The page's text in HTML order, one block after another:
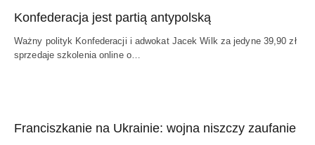
Konfederacja jest partią antypolską
Ważny polityk Konfederacji i adwokat Jacek Wilk za jedyne 39,90 zł
sprzedaje szkolenia online o…
Franciszkanie na Ukrainie: wojna niszczy zaufanie